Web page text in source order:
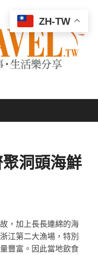
洞頭海鮮
，加上長長連綿的海
江第二大漁場，特別
豐富。因此當地飲食
ZH-TW